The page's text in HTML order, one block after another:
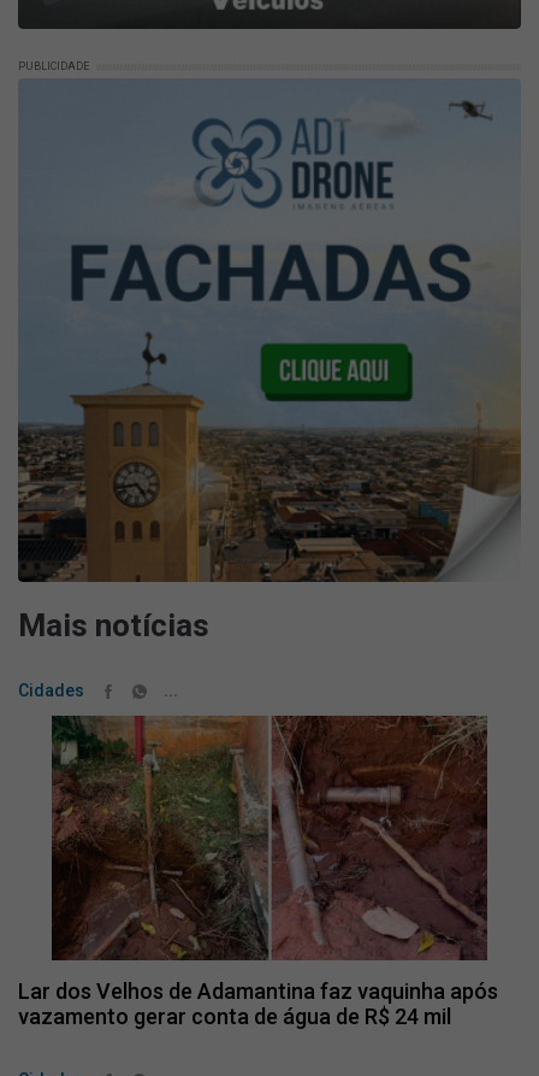
PUBLICIDADE
Mais notícias
Cidades ...
Lar dos Velhos de Adamantina faz vaquinha após
vazamento gerar conta de água de R$ 24 mil